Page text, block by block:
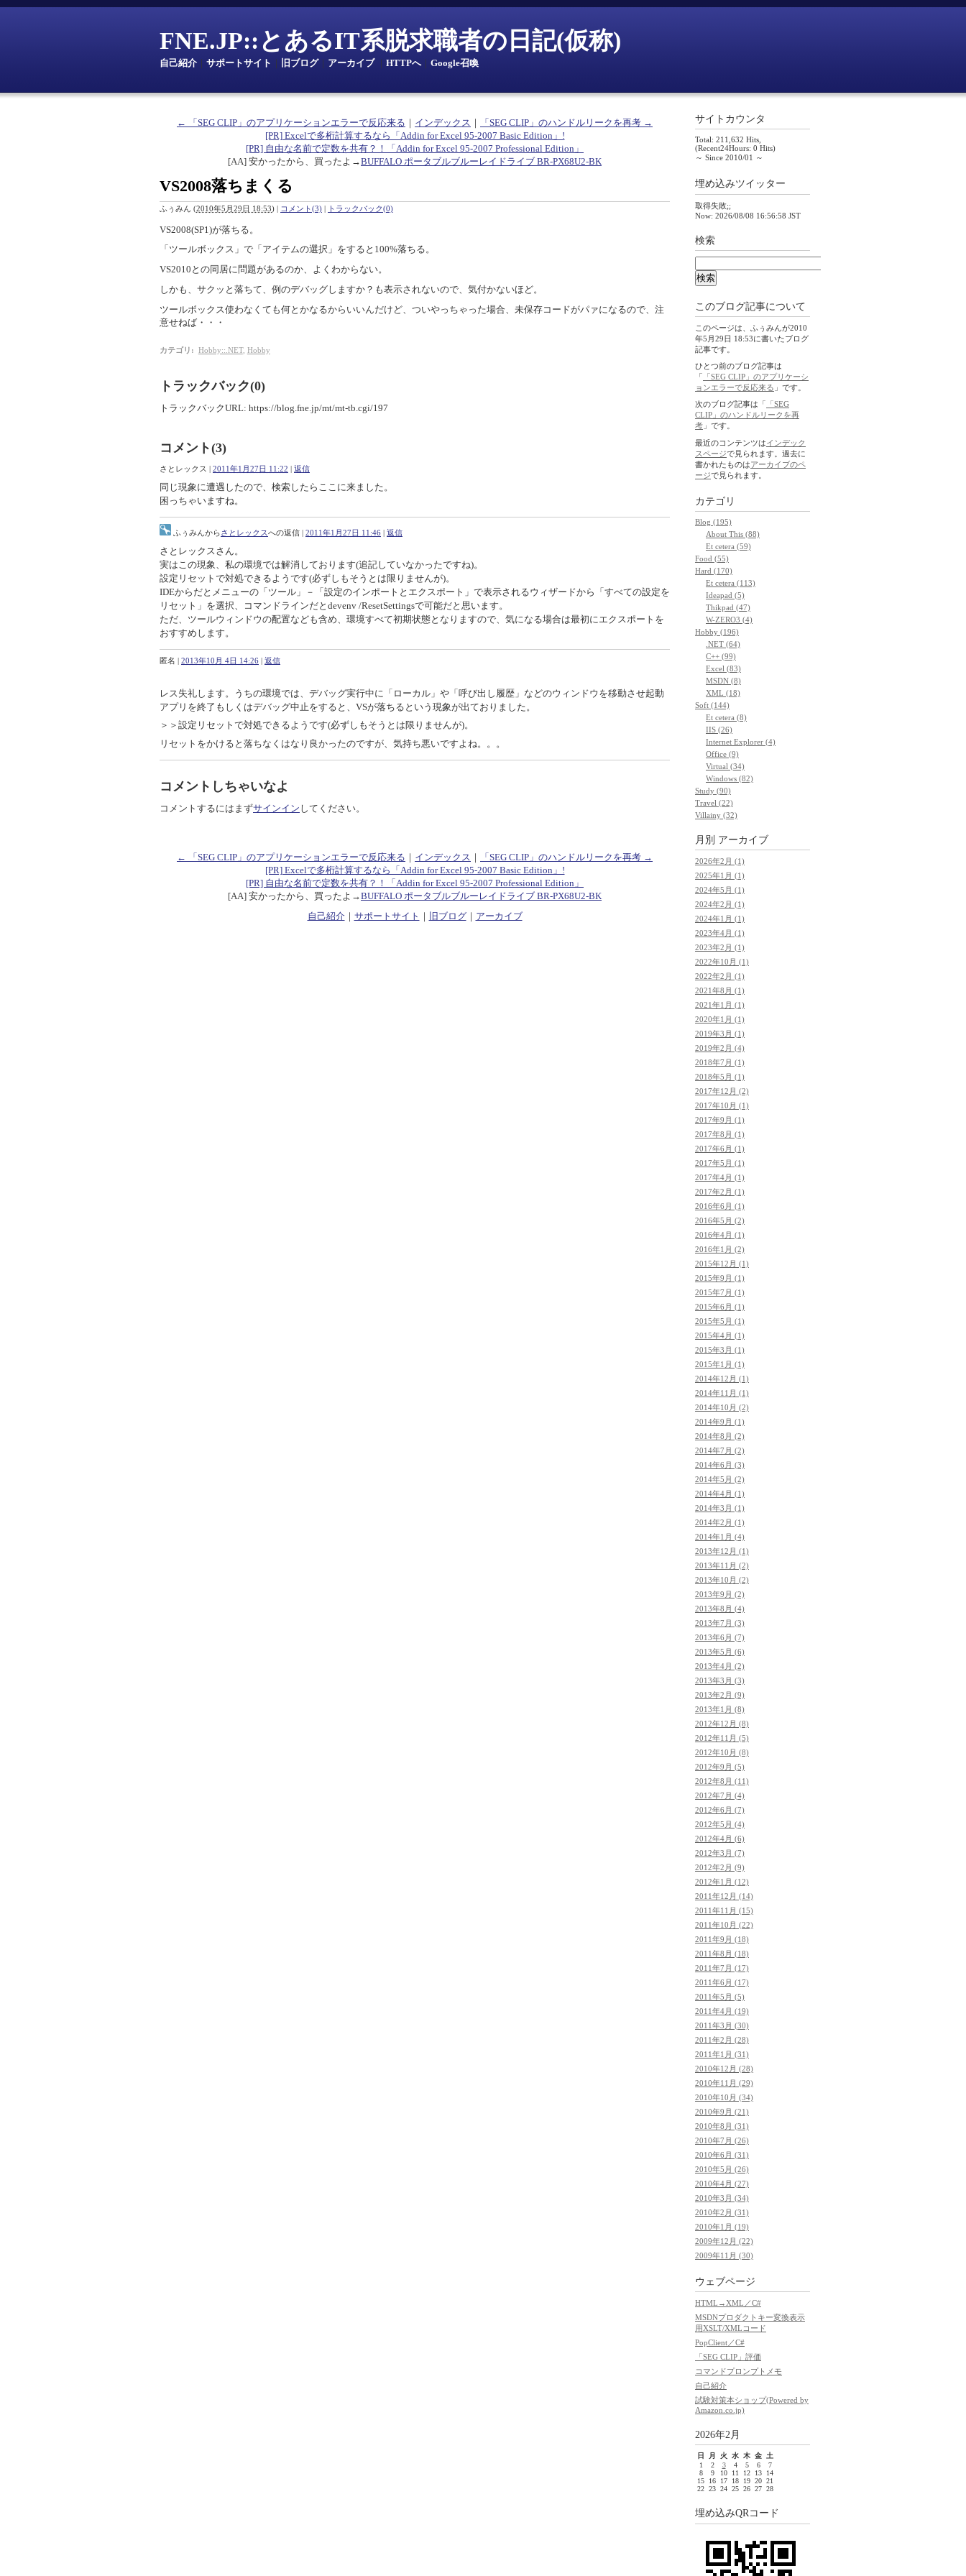
FNE.JP::とあるIT系脱求職者の日記(仮称)
自己紹介 サポートサイト 旧ブログ｜ アーカイブ｜ HTTPへ｜ Google召喚
← 「SEG CLIP」のアプリケーションエラーで反応来る ｜ インデックス ｜
「SEG CLIP」のハンドルリークを再考 →
[PR] Excelで多桁計算するなら「Addin for Excel 95-2007 Basic Edition」!
[PR] 自由な名前で定数を共有？！「Addin for Excel 95-2007 Professional Edition」
[AA] 安かったから、買ったよ→BUFFALO ポータブルブルーレイドライブ BR-PX68U2-BK
VS2008落ちまくる
ふぅみん (2010年5月29日 18:53) | コメント(3) | トラックバック(0)
VS2008(SP1)が落ちる。
「ツールボックス」で「アイテムの選択」をすると100%落ちる。
VS2010との同居に問題があるのか、よくわからない。
しかも、サクッと落ちて、例のデバッグしますか？も表示されないので、気付かないほど。
ツールボックス使わなくても何とかなるからいいんだけど、ついやっちゃった場合、未保存コードがパァになるので、注
意せねば・・・
カテゴリ : Hobby::.NET, Hobby
トラックバック(0)
トラックバックURL: https://blog.fne.jp/mt/mt-tb.cgi/197
コメント(3)
さとレックス | 2011年1月27日 11:22 | 返信
同じ現象に遭遇したので、検索したらここに来ました。
困っちゃいますね。
ふぅみんからさとレックスへの返信 | 2011年1月27日 11:46 | 返信
さとレックスさん。
実はこの現象、私の環境では解消しております(追記していなかったですね)。
設定リセットで対処できるようです(必ずしもそうとは限りませんが)。
IDEからだとメニューの「ツール」－「設定のインポートとエクスポート」で表示されるウィザードから「すべての設定を
リセット」を選択、コマンドラインだとdevenv /ResetSettingsで可能だと思います。
ただ、ツールウィンドウの配置なども含め、環境すべて初期状態となりますので、気になる場合は最初にエクスポートを
おすすめします。
匿名 2013年10月 4日 14:26 返信
レス失礼します。うちの環境では、デバッグ実行中に「ローカル」や「呼び出し履歴」などのウィンドウを移動させ起動
アプリを終了もしくはデバッグ中止をすると、VSが落ちるという現象が出ておりました。
＞＞設定リセットで対処できるようです(必ずしもそうとは限りませんが)。
リセットをかけると落ちなくはなり良かったのですが、気持ち悪いですよね。。。
コメントしちゃいなよ
コメントするにはまずサインイン してください。
← 「SEG CLIP」のアプリケーションエラーで反応来る ｜ インデックス ｜
「SEG CLIP」のハンドルリークを再考 →
[PR] Excelで多桁計算するなら「Addin for Excel 95-2007 Basic Edition」!
[PR] 自由な名前で定数を共有？！「Addin for Excel 95-2007 Professional Edition」
[AA] 安かったから、買ったよ→BUFFALO ポータブルブルーレイドライブ BR-PX68U2-BK
自己紹介｜ サポートサイト ｜ 旧ブログ｜ アーカイブ
サイトカウンタ
Total: 211,632 Hits,
(Recent24Hours: 0 Hits)
～ Since 2010/01 ～
埋め込みツイッター
取得失敗;;
Now: 2026/08/08 16:56:58 JST
検索
このブログ記事について
このページは、ふぅみんが2010
年5月29日 18:53に書いたブログ
記事です。
ひとつ前のブログ記事は
「 「SEG CLIP」のアプリケーシ
ョンエラーで反応来る 」です。
次のブログ記事は「
「SEG
CLIP」のハンドルリークを再
考 」です。
最近のコンテンツはインデック
スページで見られます。過去に
書かれたものはアーカイブのペ
ージで見られます。
カテゴリ
Blog (195)
About This (88)
Et cetera (59)
Food (55)
Hard (170)
Et cetera (113)
Ideapad (5)
Thikpad (47)
W-ZERO3 (4)
Hobby (196)
.NET (64)
C++ (99)
Excel (83)
MSDN (8)
XML (18)
Soft (144)
Et cetera (8)
IIS (26)
Internet Explorer (4)
Office (9)
Virtual (34)
Windows (82)
Study (90)
Travel (22)
Villainy (32)
月別 アーカイブ
2026年2月 (1)
2025年1月 (1)
2024年5月 (1)
2024年2月 (1)
2024年1月 (1)
2023年4月 (1)
2023年2月 (1)
2022年10月 (1)
2022年2月 (1)
2021年8月 (1)
2021年1月 (1)
2020年1月 (1)
2019年3月 (1)
2019年2月 (4)
2018年7月 (1)
2018年5月 (1)
2017年12月 (2)
2017年10月 (1)
2017年9月 (1)
2017年8月 (1)
2017年6月 (1)
2017年5月 (1)
2017年4月 (1)
2017年2月 (1)
2016年6月 (1)
2016年5月 (2)
2016年4月 (1)
2016年1月 (2)
2015年12月 (1)
2015年9月 (1)
2015年7月 (1)
2015年6月 (1)
2015年5月 (1)
2015年4月 (1)
2015年3月 (1)
2015年1月 (1)
2014年12月 (1)
2014年11月 (1)
2014年10月 (2)
2014年9月 (1)
2014年8月 (2)
2014年7月 (2)
2014年6月 (3)
2014年5月 (2)
2014年4月 (1)
2014年3月 (1)
2014年2月 (1)
2014年1月 (4)
2013年12月 (1)
2013年11月 (2)
2013年10月 (2)
2013年9月 (2)
2013年8月 (4)
2013年7月 (3)
2013年6月 (7)
2013年5月 (6)
2013年4月 (2)
2013年3月 (3)
2013年2月 (9)
2013年1月 (8)
2012年12月 (8)
2012年11月 (5)
2012年10月 (8)
2012年9月 (5)
2012年8月 (11)
2012年7月 (4)
2012年6月 (7)
2012年5月 (4)
2012年4月 (6)
2012年3月 (7)
2012年2月 (9)
2012年1月 (12)
2011年12月 (14)
2011年11月 (15)
2011年10月 (22)
2011年9月 (18)
2011年8月 (18)
2011年7月 (17)
2011年6月 (17)
2011年5月 (5)
2011年4月 (19)
2011年3月 (30)
2011年2月 (28)
2011年1月 (31)
2010年12月 (28)
2010年11月 (29)
2010年10月 (34)
2010年9月 (21)
2010年8月 (31)
2010年7月 (26)
2010年6月 (31)
2010年5月 (26)
2010年4月 (27)
2010年3月 (34)
2010年2月 (31)
2010年1月 (19)
2009年12月 (22)
2009年11月 (30)
ウェブページ
HTML→XML／C#
MSDNプロダクトキー変換表示
用XSLT/XMLコード
PopClient／C#
「SEG CLIP」評価
コマンドプロンプトメモ
自己紹介
試験対策本ショップ(Powered by
Amazon.co.jp)
2026年2月
日 月 火 水 木 金 土
1
2 3 4 5 6
7
8
9 10 11 12 13
14
15
16 17 18 19 20 21
22 23 24 25 26 27 28
埋め込みQRコード